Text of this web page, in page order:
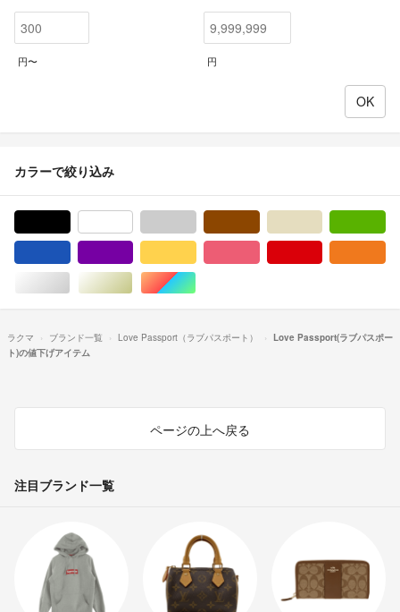
円〜 円
カラーで絞り込み
シルバー/銀色系ゴールド/金色系マルチカラー
ラクマ ブランド一覧 Love Passport（ラブパスポート）
Love Passport(ラブパスポー
ト)の値下げアイテム
ページの上へ戻る
注目ブランド一覧